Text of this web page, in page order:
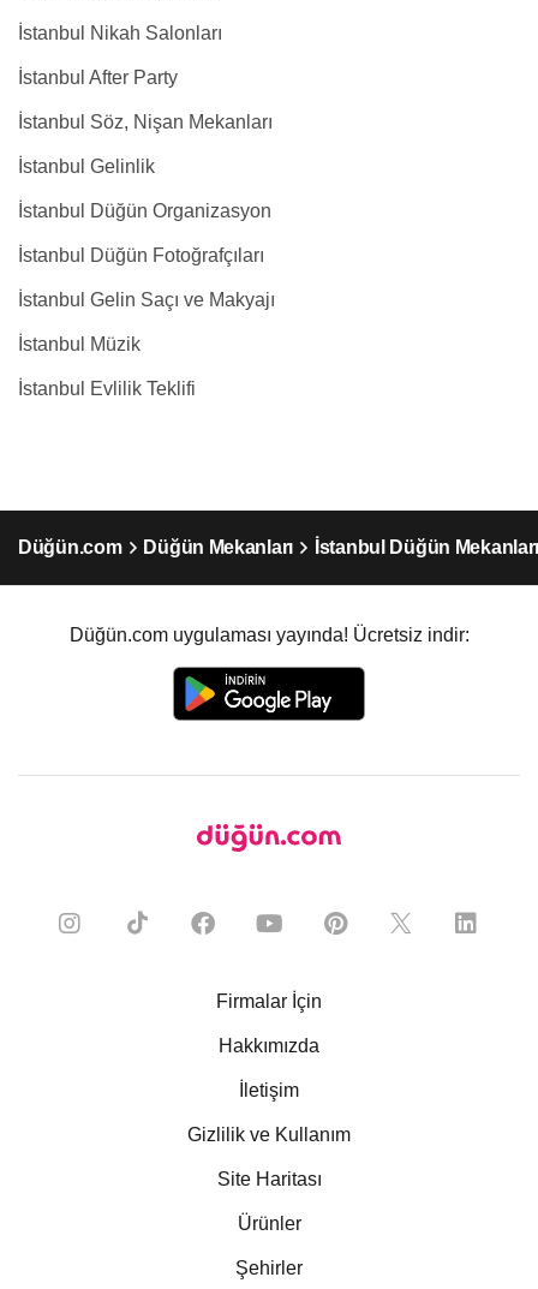
İstanbul Nikah Salonları
İstanbul After Party
İstanbul Söz, Nişan Mekanları
İstanbul Gelinlik
İstanbul Düğün Organizasyon
İstanbul Düğün Fotoğrafçıları
İstanbul Gelin Saçı ve Makyajı
İstanbul Müzik
İstanbul Evlilik Teklifi
Düğün.com Düğün Mekanları İstanbul Düğün
Düğün.com uygulaması yayında! Ücretsiz indir:
Firmalar İçin
Hakkımızda
İletişim
Gizlilik ve Kullanım
Site Haritası
Ürünler
Şehirler